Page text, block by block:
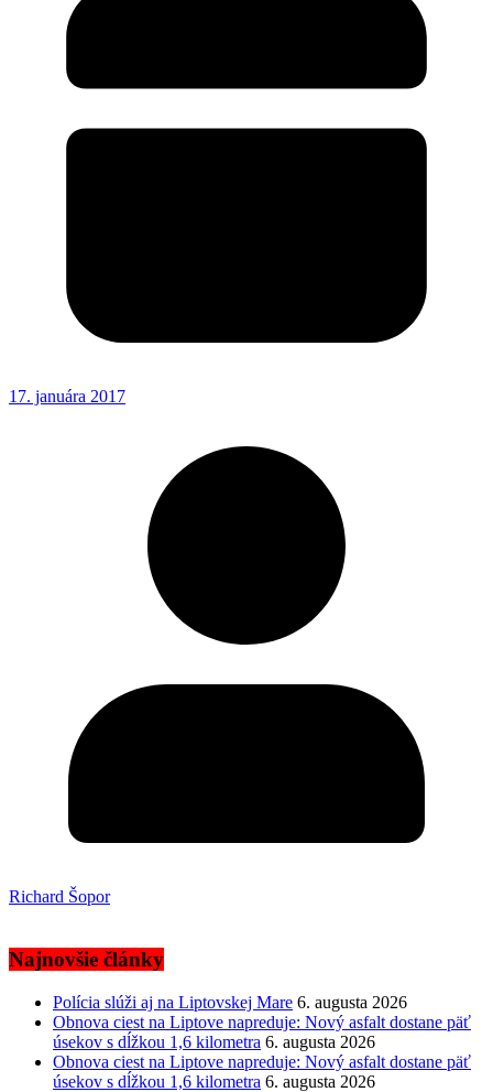
17. januára 2017
Richard Šopor
Najnovšie články
Polícia slúži aj na Liptovskej Mare 6. augusta 2026
Obnova ciest na Liptove napreduje: Nový asfalt dostane päť
úsekov s dĺžkou 1,6 kilometra 6. augusta 2026
Obnova ciest na Liptove napreduje: Nový asfalt dostane päť
úsekov s dĺžkou 1,6 kilometra 6. augusta 2026